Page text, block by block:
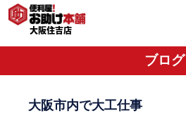
大阪住吉店
ブログ
大阪市内で大工仕事